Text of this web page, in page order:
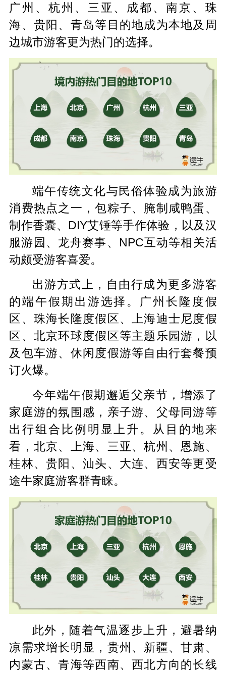
广州、杭州、三亚、成都、南京、珠
海、贵阳、青岛等目的地成为本地及周
边城市游客更为热门的选择。
端午传统文化与民俗体验成为旅游
消费热点之一，包粽子、腌制咸鸭蛋、
制作香囊、DIY艾锤等手作体验，以及汉
服游园、龙舟赛事、NPC互动等相关活
动颇受游客喜爱。
出游方式上，自由行成为更多游客
的端午假期出游选择。广州长隆度假
区、珠海长隆度假区、上海迪士尼度假
区、北京环球度假区等主题乐园游，以
及包车游、休闲度假游等自由行套餐预
订火爆。
今年端午假期邂逅父亲节，增添了
家庭游的氛围感，亲子游、父母同游等
出行组合比例明显上升。从目的地来
看，北京、上海、三亚、杭州、恩施、
桂林、贵阳、汕头、大连、西安等更受
途牛家庭游客群青睐。
此外，随着气温逐步上升，避暑纳
凉需求增长明显，贵州、新疆、甘肃、
内蒙古、青海等西南、西北方向的长线